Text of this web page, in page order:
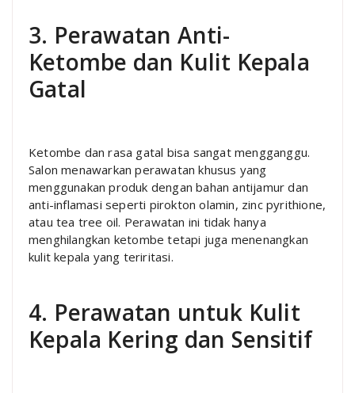
3. Perawatan Anti-
Ketombe dan Kulit Kepala
Gatal
Ketombe dan rasa gatal bisa sangat mengganggu.
Salon menawarkan perawatan khusus yang
menggunakan produk dengan bahan antijamur dan
anti-inflamasi seperti pirokton olamin, zinc pyrithione,
atau tea tree oil. Perawatan ini tidak hanya
menghilangkan ketombe tetapi juga menenangkan
kulit kepala yang teriritasi.
4. Perawatan untuk Kulit
Kepala Kering dan Sensitif